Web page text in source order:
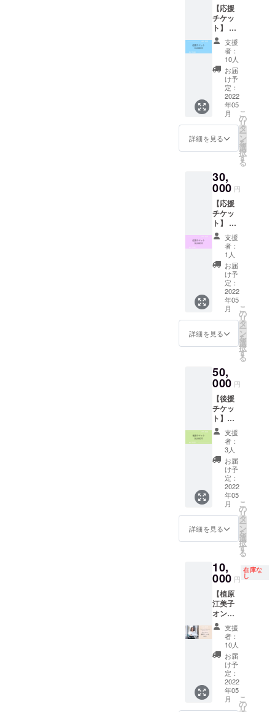
祭の公
式カメ
ラマン
高橋美
子氏に
よるス
ナップ
撮影。
季節ご
とに開
催する
ブラン
ディン
グ撮影
様が殺
到し 毎
回、即
日満席
の大人
気撮影
会と
なって
いま
す。 今
回は会
場に
て、あ
なたの
自然体
な１枚
を撮影
パート
ナーな
ど一緒
に記念
撮影も
オスス
メで
す。
ファッ
ション
ショー
、トー
ショー
直後の
でした
ら、会
てある
ファッ
ション
アイテ
ムをご
自由に
使って
撮影い
ただけ
ます。
プロの
カメラ
マンの
手で
とって
【応援
チケッ
ト】 こ
のイベ
ントを
応援し
たい！
とうい
う方向
けのリ
ターン
です。
＜メッ
セージ
カード
＞を
にてお
送りし
ます。
遠方の
方や当
日会場
に来ら
れない
方も ぜ
ひ応援
の力で
イベン
トを盛
り上げ
てくだ
さると
嬉しい
支援
者：
10人
お届
け予
定：
2022
年05
月
詳細を見る
こ
の
リ
タ
ー
ン
を
選
択
す
る
30,
000 円
【応援
チケッ
ト】 こ
のイベ
ントを
応援し
たい！
とうい
う方向
けのリ
ターン
です。
＜お礼
の動画
＞をお
送りし
遠方の
方や当
日会場
に来ら
れない
方も ぜ
ひ応援
の力で
イベン
トを盛
り上げ
てくだ
さると
嬉しい
です。
支援
者：
1人
お届
け予
定：
2022
年05
月
詳細を見る
こ
の
リ
タ
ー
ン
を
選
択
す
る
50,
000 円
【後援
チケッ
ト】
このイ
ベント
を応援
した
い！と
ういう
方向け
のリ
ターン
です。
イベン
ト当日
受付に
前、企
業名が
記載さ
れたパ
ンフ
レット
を置か
せてい
ただき
ます。
個人・
企業様
どちら
でも可
※支援時
支援
者：
3人
お届
け予
定：
2022
年05
月
詳細を見る
こ
の
リ
タ
ー
ン
を
選
択
す
る
10,
000 円
在庫な
し
【植原
江美子
オンラ
イン個
別コン
サル】
（入場
券付
き） ブ
ラン
ディン
グプロ
支援
者：
10人
お届
け予
定：
2022
年05
月
こ
の
リ